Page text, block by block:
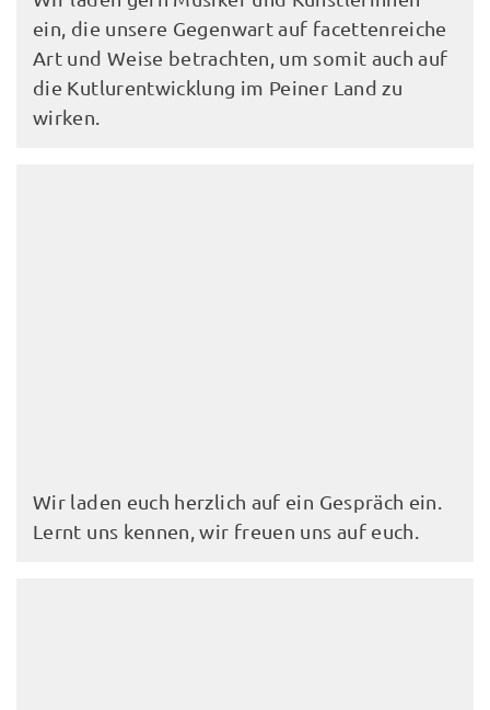
ein, die unsere Gegenwart auf facettenreiche
Art und Weise betrachten, um somit auch auf
die Kutlurentwicklung im Peiner Land zu
wirken.
Wir laden euch herzlich auf ein Gespräch ein.
Lernt uns kennen, wir freuen uns auf euch.